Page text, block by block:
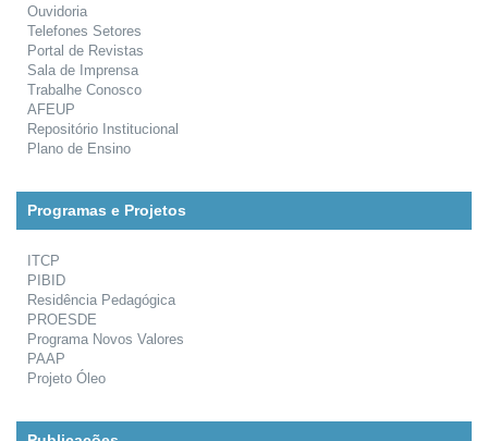
Ouvidoria
Telefones Setores
Portal de Revistas
Sala de Imprensa
Trabalhe Conosco
AFEUP
Repositório Institucional
Plano de Ensino
Programas e Projetos
ITCP
PIBID
Residência Pedagógica
PROESDE
Programa Novos Valores
PAAP
Projeto Óleo